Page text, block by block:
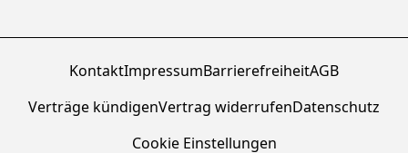
KontaktImpressumBarrierefreiheitAGB
Verträge kündigenVertrag widerrufenDatenschutz
Cookie Einstellungen